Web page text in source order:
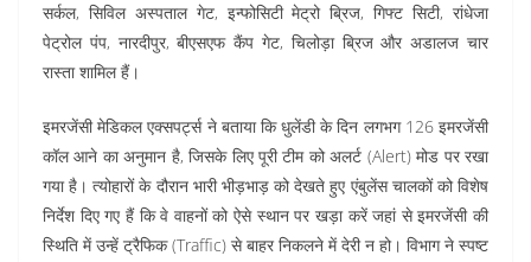
सर्कल, सिविल अस्पताल गेट, इन्फोसिटी मेट्रो ब्रिज, गिफ्ट सिटी, रांधेजा
पेट्रोल पंप, नारदीपुर, बीएसएफ कैंप गेट, चिलोड़ा ब्रिज और अडालज चार
रास्ता शामिल हैं।
इमरजेंसी मेडिकल एक्सपर्ट्स ने बताया कि धुलेंडी के दिन लगभग 126 इमरजेंसी
कॉल आने का अनुमान है, जिसके लिए पूरी टीम को अलर्ट (Alert) मोड पर रखा
गया है। त्योहारों के दौरान भारी भीड़भाड़ को देखते हुए एंबुलेंस चालकों को विशेष
निर्देश दिए गए हैं कि वे वाहनों को ऐसे स्थान पर खड़ा करें जहां से इमरजेंसी की
स्थिति में उन्हें ट्रैफिक (Traffic) से बाहर निकलने में देरी न हो। विभाग ने स्पष्ट